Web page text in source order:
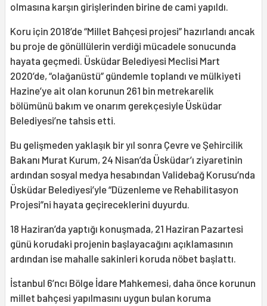
olmasına karşın girişlerinden birine de cami yapıldı.
Koru için 2018’de “Millet Bahçesi projesi” hazırlandı ancak
bu proje de gönüllülerin verdiği mücadele sonucunda
hayata geçmedi. Üsküdar Belediyesi Meclisi Mart
2020’de, “olağanüstü” gündemle toplandı ve mülkiyeti
Hazine’ye ait olan korunun 261 bin metrekarelik
bölümünü bakım ve onarım gerekçesiyle Üsküdar
Belediyesi’ne tahsis etti.
Bu gelişmeden yaklaşık bir yıl sonra Çevre ve Şehircilik
Bakanı Murat Kurum, 24 Nisan’da Üsküdar’ı ziyaretinin
ardından sosyal medya hesabından Validebağ Korusu’nda
Üsküdar Belediyesi’yle “Düzenleme ve Rehabilitasyon
Projesi”ni hayata geçireceklerini duyurdu.
18 Haziran’da yaptığı konuşmada, 21 Haziran Pazartesi
günü korudaki projenin başlayacağını açıklamasının
ardından ise mahalle sakinleri koruda nöbet başlattı.
İstanbul 6’ncı Bölge İdare Mahkemesi, daha önce korunun
millet bahçesi yapılmasını uygun bulan koruma